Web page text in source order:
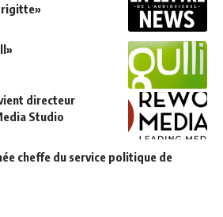
directeur
Studio
cheffe du service politique de